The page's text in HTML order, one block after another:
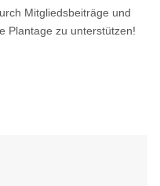
Mitgliedsbeiträge und
Plantage zu unterstützen!